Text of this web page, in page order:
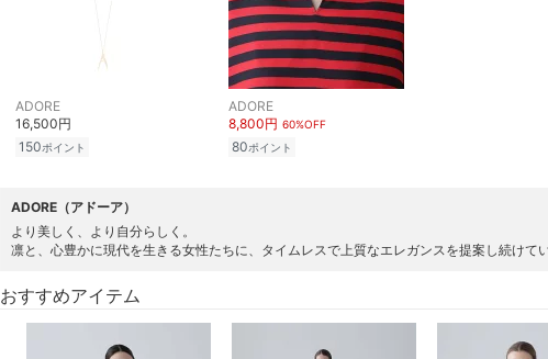
ADORE
16,500円
150ポイント
ADORE
8,800円 60%OFF
80ポイント
ADORE（アドーア）
より美しく、より自分らしく。
凛と、心豊かに現代を生きる女性たちに、タイムレスで上質なエレガンスを提案し続けて
おすすめアイテム